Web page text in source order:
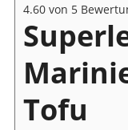
4.60 von 5
Tofu